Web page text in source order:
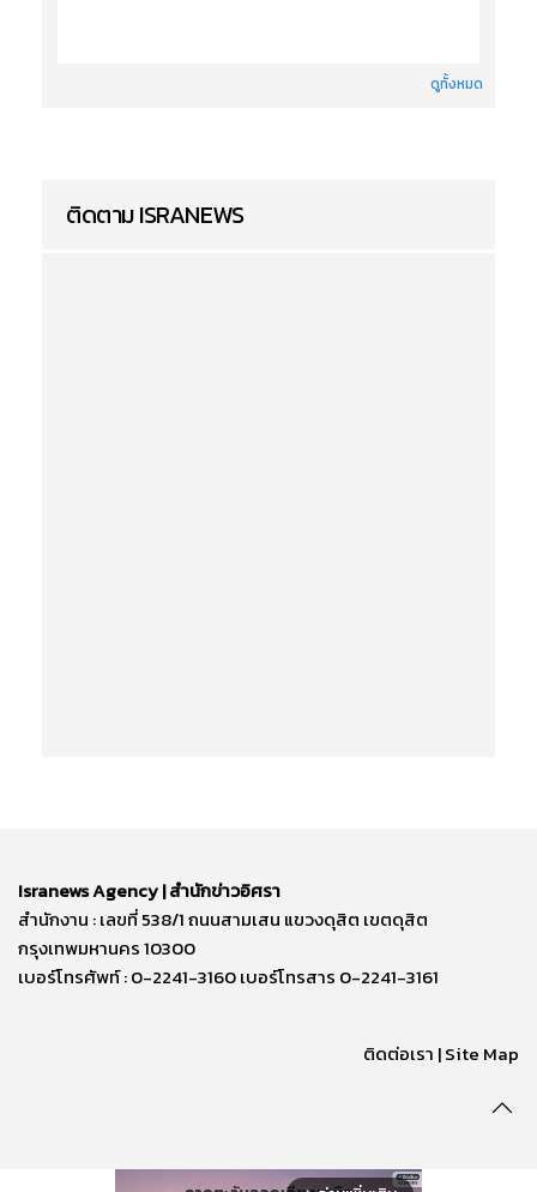
ดูทั้งหมด
ติดตาม ISRANEWS
Isranews Agency | สำนักข่าวอิศรา
สำนักงาน : เลขที่ 538/1 ถนนสามเสน แขวงดุสิต เขตดุสิต
กรุงเทพมหานคร 10300
เบอร์โทรศัพท์ : 0-2241-3160 เบอร์โทรสาร 0-2241-3161
ติดต่อเรา | Site Map